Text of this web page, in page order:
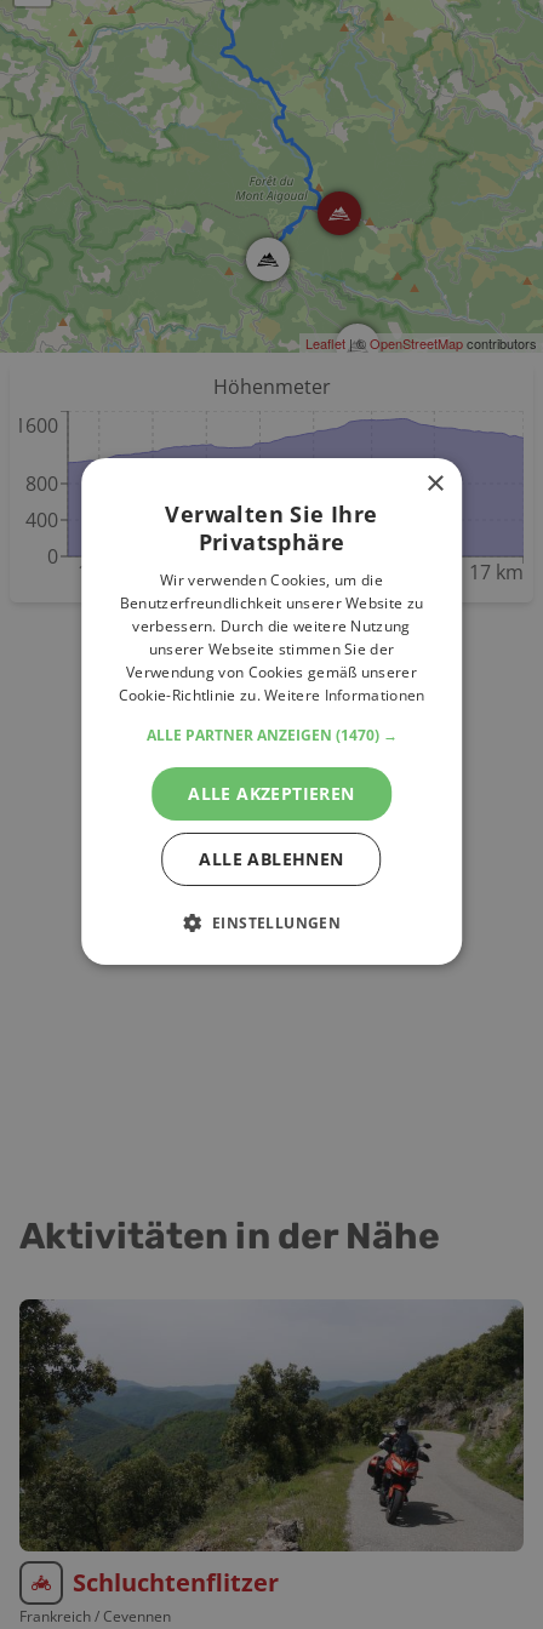
Leaflet | ©OpenStreetMapcontributors
Höhenmeter
1 km 3 km 5 km 7 km 9 km 12 km 17 km
0
400
800
1600
Aktivitäten in der Nähe
Schluchtenflitzer
Frankreich/ Cevennen
×
Verwalten Sie Ihre
Privatsphäre
Wir verwenden Cookies, um die
Benutzerfreundlichkeit unserer Website zu
verbessern. Durch die weitere Nutzung
unserer Webseite stimmen Sie der
Verwendung von Cookies gemäß unserer
Cookie-Richtlinie zu.Weitere Informationen
ALLE PARTNER ANZEIGEN (1470) →
ALLE AKZEPTIEREN
ALLE ABLEHNEN
EINSTELLUNGEN